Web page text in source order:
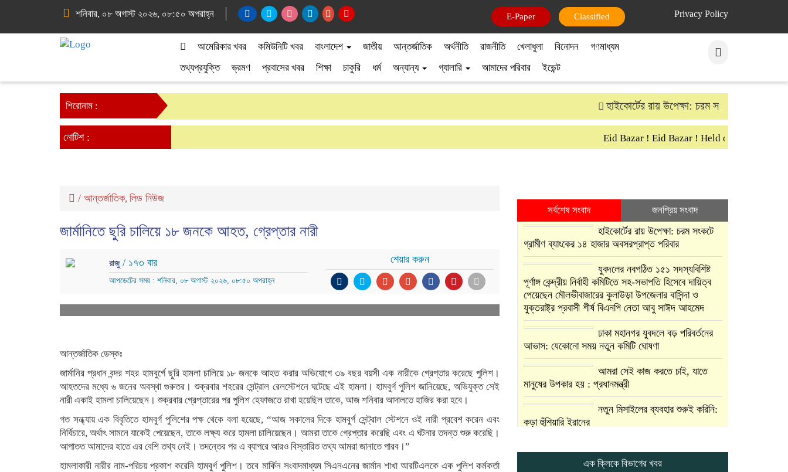
শনিবার, ০৮ অগাস্ট ২০২৬, ০৮:৫০ অপরাহ্ন Privacy Policy
E-Paper Classified
আমেরিকার খবর কমিউনিটি খবর বাংলাদেশ জাতীয় আন্তর্জাতিক অর্থনীতি রাজনীতি খেলাধুলা বিনোদন
গণমাধ্যম
তথ্যপ্রযুক্তি
ভ্রমণ প্রবাসের খবর শিক্ষা চাকুরি ধর্ম অন্যান্য গ্যালারি আমাদের পরিবার ইভেন্ট
শিরোনাম : হাইকোর্টের রায় উপেক্ষা: চরম সংকটে গ্রামীণ
নোটিশ : Eid Bazar ! Eid Bazar ! Held on 30th March
/ আন্তর্জাতিক, লিড নিউজ
জার্মানিতে ছুরি চালিয়ে ১৮ জনকে আহত, গ্রেপ্তার নারী
রাজু / ১৭৩ বার
আপডেটের সময় : শনিবার, ০৮ অগাস্ট ২০২৬, ০৮:৫০ অপরাহ্ন
শেয়ার করুন
আন্তর্জাতিক ডেস্কঃ
জার্মানির প্রধান বন্দর শহর হামবুর্গে ছুরি হামলা চালিয়ে ১৮ জনকে আহত করার অভিযোগে ৩৯ বছর বয়সী এক নারীকে গ্রেপ্তার করেছে পুলিশ।
আহতদের মধ্যে ৬ জনের অবস্থা গুরুতর। শুক্রবার শহরের সেন্ট্রাল রেলস্টেশনে ঘটেছে এই হামলা। হামবুর্গ পুলিশ জানিয়েছে, অভিযুক্ত সেই
নারী একাই হামলা চালিয়েছেন। শুক্রবার গ্রেপ্তারের পর পুলিশ হেফাজতে রাখা হয়েছিল তাকে, আজ শনিবার আদালতে হাজির করা হবে।
গত সন্ধ্যায় এক বিবৃতিতে হামবুর্গ পুলিশের পক্ষ থেকে বলা হয়েছে, “আজ সকালের দিকে হামবুর্গ সেন্ট্রাল স্টেশনে ওই নারী প্রবেশ করেন এবং
নির্বিচারে, অর্থাৎ সামনে যাকেই পেয়েছেন, তাকে লক্ষ্য করে হামলা চালিয়েছেন। আমরা তাকে গ্রেপ্তার করেছি এবং এ ঘটনার তদন্ত শুরু করেছি।
আপাতত আমাদের হাতে এর বেশি তথ্য নেই। তদন্তের পর এ ব্যাপরে আরও বিস্তারিত তথ্য আমরা জানাতে পারব।”
হামলাকারী নারীর নাম-পরিচয় প্রকাশ করেনি হামবুর্গ পুলিশ। তবে মার্কিন সংবাদমাধ্যম সিএনএনের জার্মান শাখা আরটিএলকে এক পুলিশ কর্মকর্তা
সর্বশেষ সংবাদ জনপ্রিয় সংবাদ
হাইকোর্টের রায় উপেক্ষা: চরম সংকটে
গ্রামীণ ব্যাংকের ১৪ হাজার অবসরপ্রাপ্ত পরিবার
যুবদলের নবগঠিত ১৫১ সদস্যবিশিষ্ট
পূর্ণাঙ্গ কেন্দ্রীয় নির্বাহী কমিটিতে সহ-সভাপতি হিসেবে দায়িত্ব
পেয়েছেন মৌলভীবাজারের কুলাউড়া উপজেলার বাসিন্দা ও
যুক্তরাষ্ট্র প্রবাসী শীর্ষ বিএনপি নেতা আবু সাঈদ আহমেদ
ঢাকা মহানগর যুবদলে বড় পরিবর্তনের
আভাস: যেকোনো সময় নতুন কমিটি ঘোষণা
আমরা সেই কাজ করতে চাই, যাতে
মানুষের উপকার হয় : প্রধানমন্ত্রী
নতুন মিসাইলের ব্যবহার শুরুই করিনি:
কড়া হুঁশিয়ারি ইরানের
প্রণালি সবার জন্য উন্মুক্ত: আরাকচি
এক ক্লিকে বিভাগের খবর